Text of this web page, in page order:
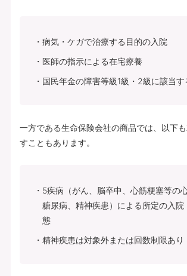
病気・ケガで治療する目的の入院
医師の指示による在宅療養
国民年金の障害等級1級・2級に該当す
一方である生命保険会社の商品では、以下
すこともあります。
5疾病（がん、脳卒中、心筋梗塞等の
糖尿病、精神疾患）による所定の入院
態
精神疾患は対象外または回数制限あり